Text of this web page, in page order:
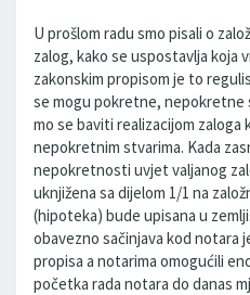
U prošlom radu smo pisali o
zalog, kako se uspostavlja koja
zakonskim propisom je to
se mogu pokretne, nepokretne
mo se baviti realizacijom zaloga
nepokretnim stvarima. Kada
nepokretnosti uvjet valjanog
uknjižena sa dijelom 1/1 na
(hipoteka) bude upisana u
obavezno sačinjava kod notara
propisa a notarima omogućili
početka rada notara do danas